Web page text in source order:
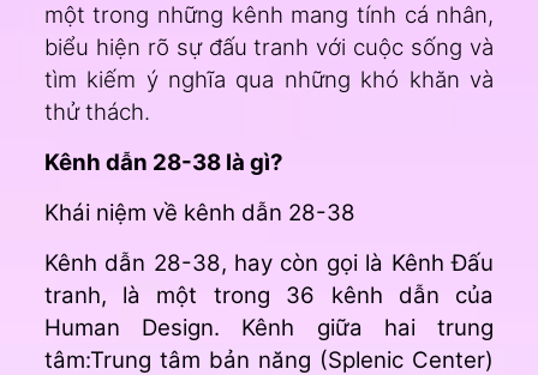
một trong những kênh mang tính cá nhân,
biểu hiện rõ sự đấu tranh với cuộc sống và
tìm kiếm ý nghĩa qua những khó khăn và
thử thách.
Kênh dẫn 28-38 là gì?
Khái niệm về kênh dẫn 28-38
Kênh dẫn 28-38, hay còn gọi là Kênh Đấu
tranh, là một trong 36 kênh dẫn của
Human Design. Kênh giữa hai trung
tâm:Trung tâm bản năng (Splenic Center)